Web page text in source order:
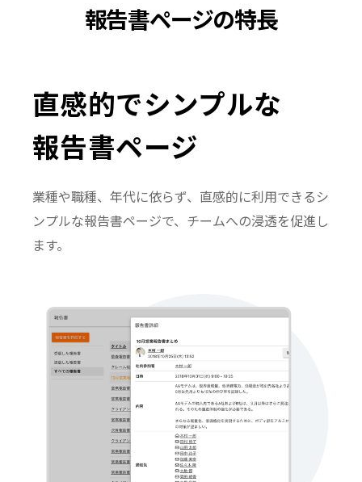
報告書ページの特長
直感的でシンプルな
報告書ページ
業種や職種、年代に依らず、直感的に利用できるシ
ンプルな報告書ページで、チームへの浸透を促進し
ます。